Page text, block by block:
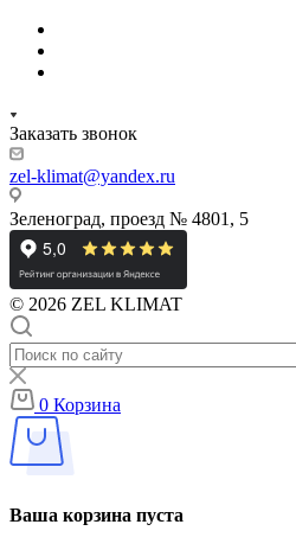
Заказать звонок
zel-klimat@yandex.ru
Зеленоград, проезд № 4801, 5
© 2026 ZEL KLIMAT
0 Корзина
Ваша корзина пуста